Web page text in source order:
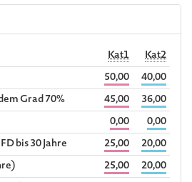
Kat1
Kat2
50,00
40,00
Grad 70%
45,00
36,00
0,00
0,00
bis 30 Jahre
25,00
20,00
25,00
20,00